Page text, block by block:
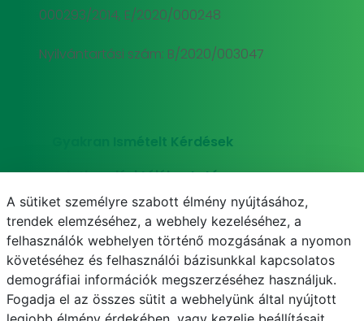
000293/2014, E/2020/000248
Nyilvántartási szám: B/2020/003047
Gyakran Ismételt Kérdések
Adatkezelési tájékoztató
Süti (cookie) tájékoztató
E-mail Telefonkönyv NEPTUN E-learning
A sütiket személyre szabott élmény nyújtásához,
trendek elemzéséhez, a webhely kezeléséhez, a
felhasználók webhelyen történő mozgásának a nyomon
követéséhez és felhasználói bázisunkkal kapcsolatos
demográfiai információk megszerzéséhez használjuk.
Fogadja el az összes sütit a webhelyünk által nyújtott